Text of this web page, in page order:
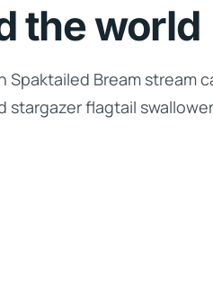
the world
Bream stream
flagtail